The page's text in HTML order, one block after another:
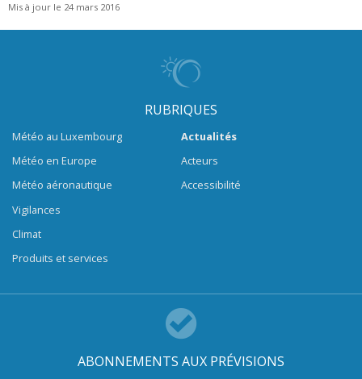
Mis à jour le 24 mars 2016
RUBRIQUES
Météo au Luxembourg
Météo en Europe
Météo aéronautique
Vigilances
Climat
Produits et services
Actualités
Acteurs
Accessibilité
ABONNEMENTS AUX PRÉVISIONS